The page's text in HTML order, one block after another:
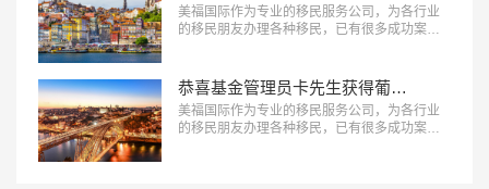
美福国际作为专业的移民服务公司，为各行业
的移民朋友办理各种移民，已有很多成功案
恭喜基金管理员卡先生获得葡萄牙黄金居留权！
美福国际作为专业的移民服务公司，为各行业
的移民朋友办理各种移民，已有很多成功案